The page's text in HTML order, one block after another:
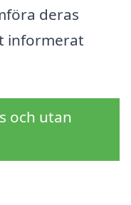
deras
informerat
och utan